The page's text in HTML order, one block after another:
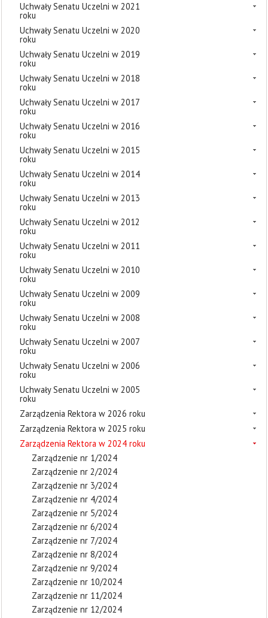
Uchwały Senatu Uczelni w 2021
roku
Uchwały Senatu Uczelni w 2020
roku
Uchwały Senatu Uczelni w 2019
roku
Uchwały Senatu Uczelni w 2018
roku
Uchwały Senatu Uczelni w 2017
roku
Uchwały Senatu Uczelni w 2016
roku
Uchwały Senatu Uczelni w 2015
roku
Uchwały Senatu Uczelni w 2014
roku
Uchwały Senatu Uczelni w 2013
roku
Uchwały Senatu Uczelni w 2012
roku
Uchwały Senatu Uczelni w 2011
roku
Uchwały Senatu Uczelni w 2010
roku
Uchwały Senatu Uczelni w 2009
roku
Uchwały Senatu Uczelni w 2008
roku
Uchwały Senatu Uczelni w 2007
roku
Uchwały Senatu Uczelni w 2006
roku
Uchwały Senatu Uczelni w 2005
roku
Zarządzenia Rektora w 2026 roku
Zarządzenia Rektora w 2025 roku
Zarządzenia Rektora w 2024 roku
Zarządzenie nr 1/2024
Zarządzenie nr 2/2024
Zarządzenie nr 3/2024
Zarządzenie nr 4/2024
Zarządzenie nr 5/2024
Zarządzenie nr 6/2024
Zarządzenie nr 7/2024
Zarządzenie nr 8/2024
Zarządzenie nr 9/2024
Zarządzenie nr 10/2024
Zarządzenie nr 11/2024
Zarządzenie nr 12/2024